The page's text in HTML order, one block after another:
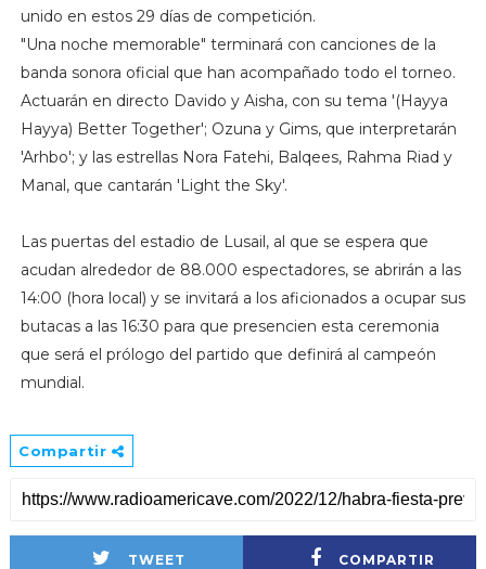
unido en estos 29 días de competición.
"Una noche memorable" terminará con canciones de la
banda sonora oficial que han acompañado todo el torneo.
Actuarán en directo Davido y Aisha, con su tema '(Hayya
Hayya) Better Together'; Ozuna y Gims, que interpretarán
'Arhbo'; y las estrellas Nora Fatehi, Balqees, Rahma Riad y
Manal, que cantarán 'Light the Sky'.
Las puertas del estadio de Lusail, al que se espera que
acudan alrededor de 88.000 espectadores, se abrirán a las
14:00 (hora local) y se invitará a los aficionados a ocupar sus
butacas a las 16:30 para que presencien esta ceremonia
que será el prólogo del partido que definirá al campeón
mundial.
Compartir
TWEET COMPARTIR